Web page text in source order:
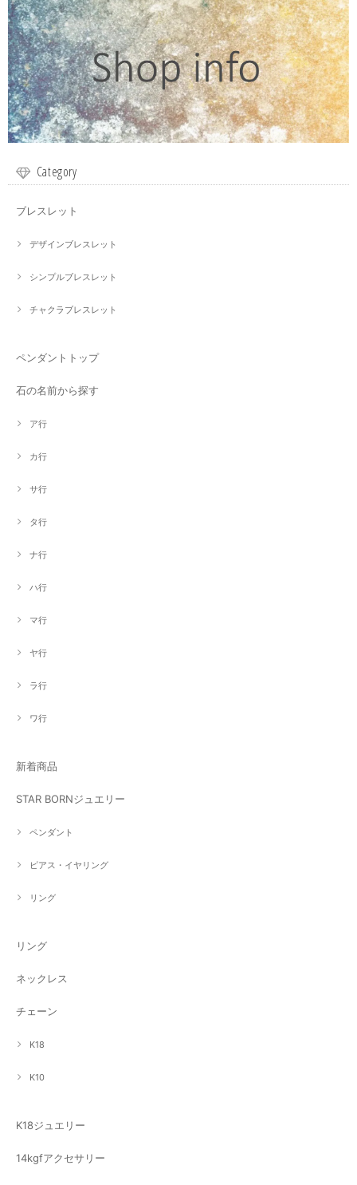
Category
ブレスレット
デザインブレスレット
シンプルブレスレット
チャクラブレスレット
ペンダントトップ
石の名前から探す
ア行
カ行
サ行
タ行
ナ行
ハ行
マ行
ヤ行
ラ行
ワ行
新着商品
STAR BORNジュエリー
ペンダント
ピアス・イヤリング
リング
リング
ネックレス
チェーン
K18
K10
K18ジュエリー
14kgfアクセサリー